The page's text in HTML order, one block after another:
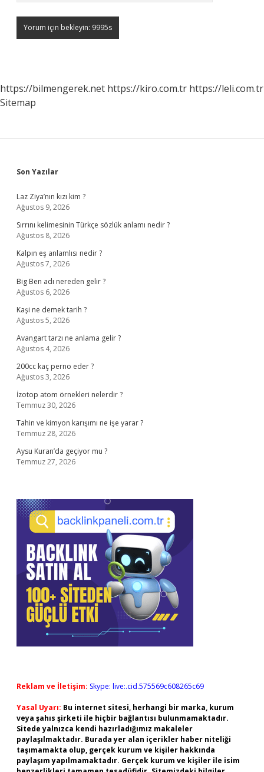
https://bilmengerek.net https://kiro.com.tr https://leli.com.tr
Sitemap
Sidebar
Son Yazılar
Laz Ziya’nın kızı kim ?
Ağustos 9, 2026
Sırrını kelimesinin Türkçe sözlük anlamı nedir ?
Ağustos 8, 2026
Kalpın eş anlamlısı nedir ?
Ağustos 7, 2026
Big Ben adı nereden gelir ?
Ağustos 6, 2026
Kaşi ne demek tarih ?
Ağustos 5, 2026
Avangart tarzı ne anlama gelir ?
Ağustos 4, 2026
200cc kaç perno eder ?
Ağustos 3, 2026
İzotop atom örnekleri nelerdir ?
Temmuz 30, 2026
Tahin ve kimyon karışımı ne işe yarar ?
Temmuz 28, 2026
Aysu Kuran’da geçiyor mu ?
Temmuz 27, 2026
Reklam ve İletişim: Skype: live:.cid.575569c608265c69
Yasal Uyarı: Bu internet sitesi, herhangi bir marka, kurum
veya şahıs şirketi ile hiçbir bağlantısı bulunmamaktadır.
Sitede yalnızca kendi hazırladığımız makaleler
paylaşılmaktadır. Burada yer alan içerikler haber niteliği
taşımamakta olup, gerçek kurum ve kişiler hakkında
paylaşım yapılmamaktadır. Gerçek kurum ve kişiler ile isim